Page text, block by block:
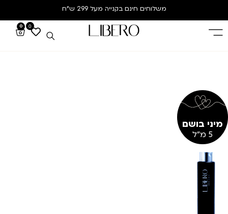
משלוחים חינם בקנייה מעל 299 ש”ח
0
0
מיני בושם
5 מ"ל